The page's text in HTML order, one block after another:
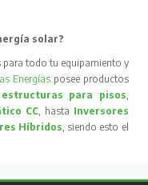
solar?
para todo tu equipamiento y
Energíasposee productos
estructuras para pisos,
CC, hasta Inversores
Híbridos, siendo esto el